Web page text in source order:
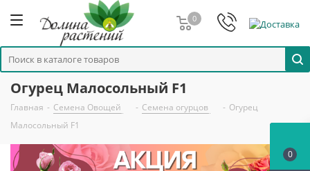
0
Огурец Малосольный F1
Главная - Семена Овощей - Семена огурцов - Огурец
Малосольный F1
0